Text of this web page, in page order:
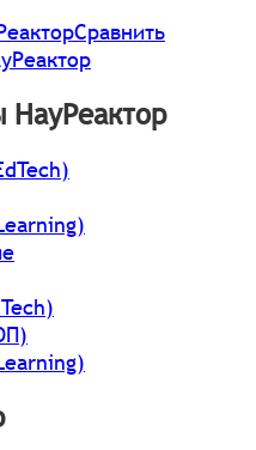
Сравнить
НауРеактор